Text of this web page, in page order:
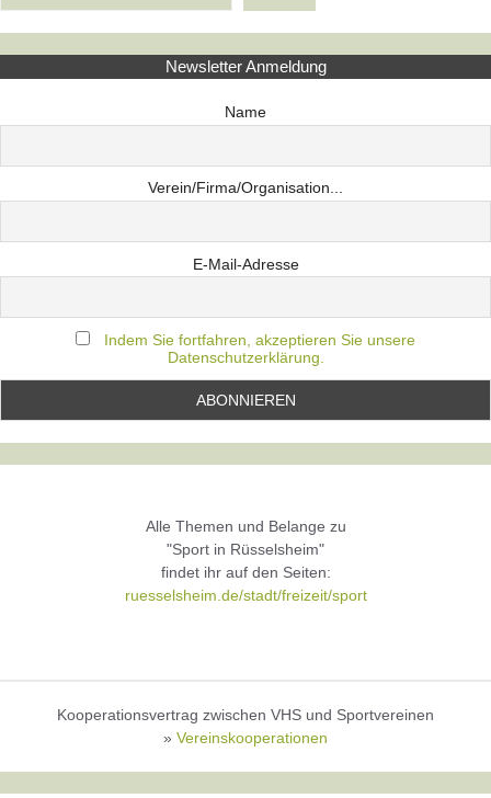
Newsletter Anmeldung
Name
Verein/Firma/Organisation...
E-Mail-Adresse
Indem Sie fortfahren, akzeptieren Sie unsere
Datenschutzerklärung.
Alle Themen und Belange zu
"Sport in Rüsselsheim"
findet ihr auf den Seiten:
ruesselsheim.de/stadt/freizeit/sport
Kooperationsvertrag zwischen VHS und Sportvereinen
» Vereinskooperationen